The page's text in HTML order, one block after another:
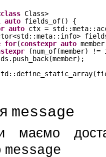
class Class>
auto fields_of() {
auto ctx =
for(constexpr auto
(num_of(member)
message
маємо
message